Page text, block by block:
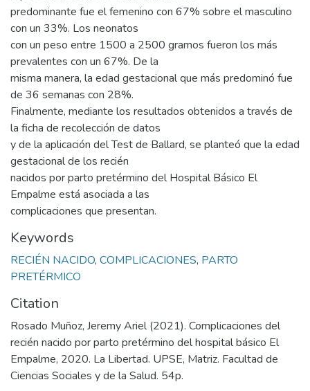
predominante fue el femenino con 67% sobre el masculino
con un 33%. Los neonatos
con un peso entre 1500 a 2500 gramos fueron los más
prevalentes con un 67%. De la
misma manera, la edad gestacional que más predominó fue
de 36 semanas con 28%.
Finalmente, mediante los resultados obtenidos a través de
la ficha de recolección de datos
y de la aplicación del Test de Ballard, se planteó que la edad
gestacional de los recién
nacidos por parto pretérmino del Hospital Básico El
Empalme está asociada a las
complicaciones que presentan.
Keywords
RECIÉN NACIDO, COMPLICACIONES, PARTO
PRETÉRMICO
Citation
Rosado Muñoz, Jeremy Ariel (2021). Complicaciones del
recién nacido por parto pretérmino del hospital básico El
Empalme, 2020. La Libertad. UPSE, Matriz. Facultad de
Ciencias Sociales y de la Salud. 54p.